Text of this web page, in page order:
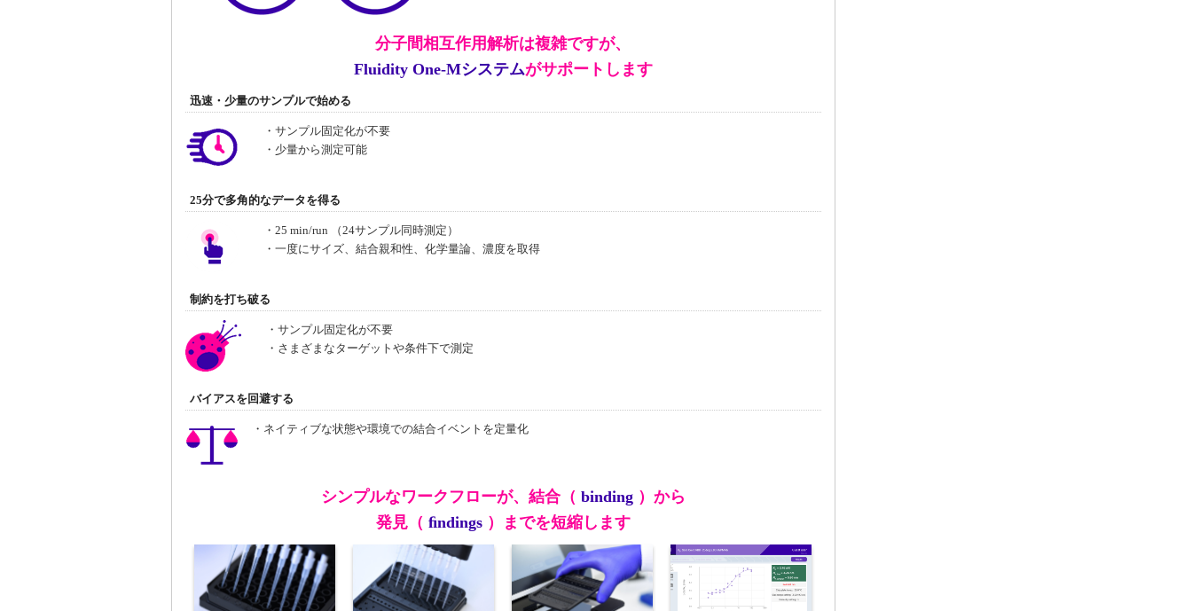
分子間相互作用解析は複雑ですが、
Fluidity One-Mシステムがサポートします
迅速・少量のサンプルで始める
・サンプル固定化が不要
・少量から測定可能
25分で多角的なデータを得る
・25 min/run （24サンプル同時測定）
・一度にサイズ、結合親和性、化学量論、濃度を取得
制約を打ち破る
・サンプル固定化が不要
・さまざまなターゲットや条件下で測定
バイアスを回避する
・ネイティブな状態や環境での結合イベントを定量化
シンプルなワークフローが、結合（ binding ）から
発見（ ﬁndings）までを短縮します